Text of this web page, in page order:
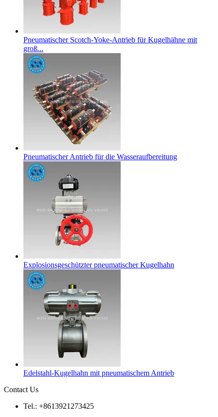
Pneumatischer Scotch-Yoke-Antrieb für Kugelhähne mit
groß...
Pneumatischer Antrieb für die Wasseraufbereitung
Explosionsgeschützter pneumatischer Kugelhahn
Edelstahl-Kugelhahn mit pneumatischem Antrieb
Contact Us
Tel.: +8613921273425